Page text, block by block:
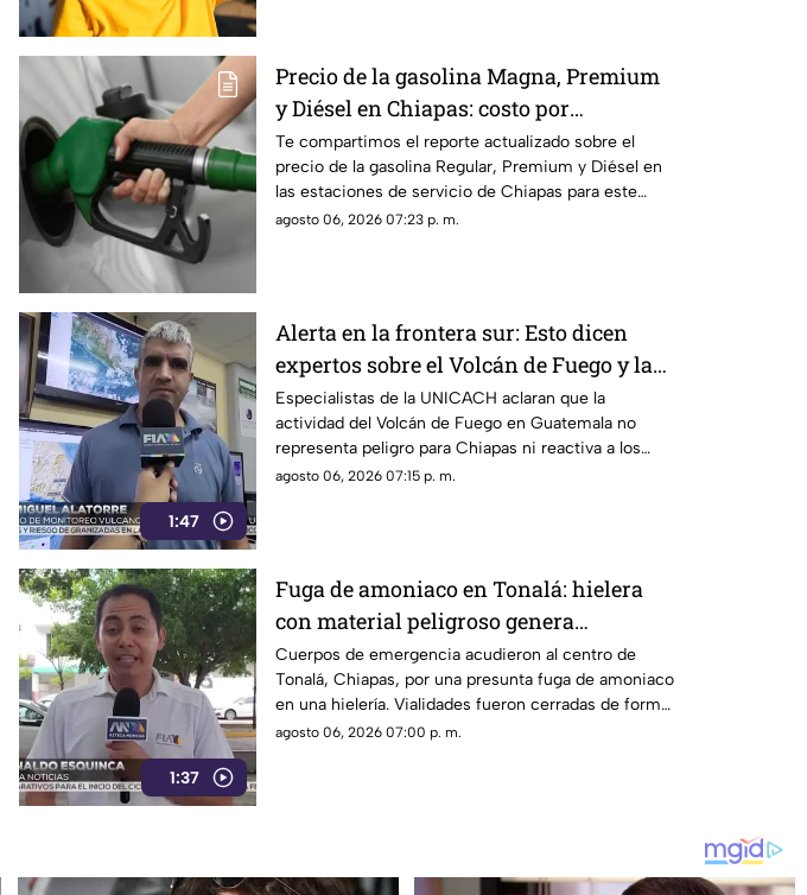
Precio de la gasolina Magna, Premium
y Diésel en Chiapas: costo por
municipio este viernes 7 de agosto
Te compartimos el reporte actualizado sobre el
precio de la gasolina Regular, Premium y Diésel en
las estaciones de servicio de Chiapas para este
cierre de semana.
agosto 06, 2026 07:23 p. m.
1:47
Alerta en la frontera sur: Esto dicen
expertos sobre el Volcán de Fuego y la
ceniza en Chiapas
Especialistas de la UNICACH aclaran que la
actividad del Volcán de Fuego en Guatemala no
representa peligro para Chiapas ni reactiva a los
volcanes Tacaná o El Chichón.
agosto 06, 2026 07:15 p. m.
1:37
Fuga de amoniaco en Tonalá: hielera
con material peligroso genera
movilización de emergencia
Cuerpos de emergencia acudieron al centro de
Tonalá, Chiapas, por una presunta fuga de amoniaco
en una hielería. Vialidades fueron cerradas de forma
preventiva.
agosto 06, 2026 07:00 p. m.